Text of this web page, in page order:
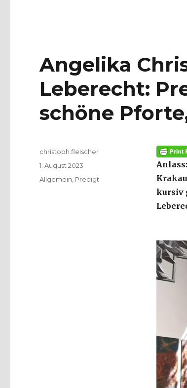
Angelika
Leberecht:
schöne
kursiv
Autor
christoph.fleischer
Veröffentlicht
am
1. August 2023
Kategorien
Allgemein Predigt